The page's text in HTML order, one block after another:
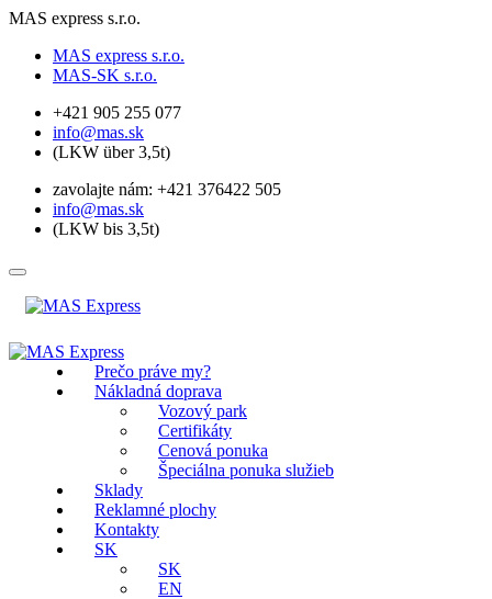
MAS express s.r.o.
MAS express s.r.o.
MAS-SK s.r.o.
+421 905 255 077
info@mas.sk
(LKW über 3,5t)
zavolajte nám: +421 376422 505
info@mas.sk
(LKW bis 3,5t)
Prečo práve my?
Nákladná doprava
Vozový park
Certifikáty
Cenová ponuka
Špeciálna ponuka služieb
Sklady
Reklamné plochy
Kontakty
SK
SK
EN